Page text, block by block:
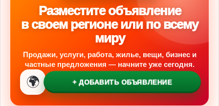
Разместите объявление
в своем регионе или по всему
миру
Продажи, услуги, работа, жилье, вещи, бизнес и
частные предложения — начните уже сегодня.
🌍 + ДОБАВИТЬ ОБЪЯВЛЕНИЕ